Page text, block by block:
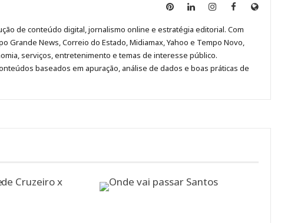
Anny
no
Pinterest
Anny
no
LinkedIn
Anny
no
Instagram
Anny
no
Facebook
Site
de conteúdo digital, jornalismo online e estratégia editorial. Com
Grande News, Correio do Estado, Midiamax, Yahoo e Tempo Novo,
serviços, entretenimento e temas de interesse público.
baseados em apuração, análise de dados e boas práticas de